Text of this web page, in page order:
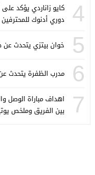
4
كايو زاناردي يؤكد
دوري أدنوك للمحترفين
5 خوان بيتزي يتحدث عن
6 مدرب الظفرة يتحدث عن
7
اهداف مباراة الوصل
بين الفريق وملخص